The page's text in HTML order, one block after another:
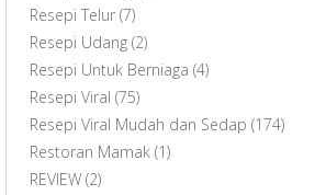
Resepi Telur (7)
Resepi Udang (2)
Resepi Untuk Berniaga (4)
Resepi Viral (75)
Resepi Viral Mudah dan Sedap (174)
Restoran Mamak (1)
REVIEW (2)